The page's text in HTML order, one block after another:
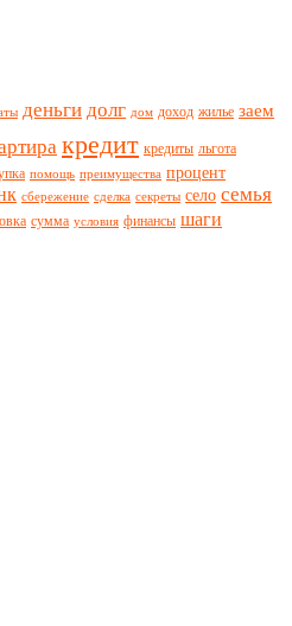
деньги долг дом доход жилье заем
кредит кредиты льгота
помощь преимущества процент
сбережение сделка секреты село семья
сумма условия финансы шаги